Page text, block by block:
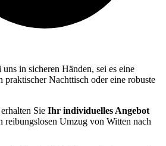
in sicheren Händen, sei es eine
praktischer Nachttisch oder eine robuste
Sie Ihr individuelles Angebot
reibungslosen Umzug von Witten nach